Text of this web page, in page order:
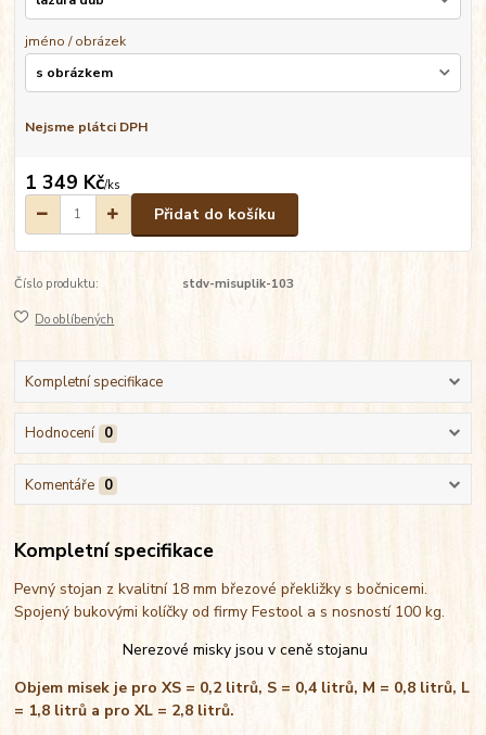
jméno / obrázek
Nejsme plátci DPH
1 349 Kč/ks
Přidat do košíku
Číslo produktu: stdv-misuplik-103
Do oblíbených
Kompletní specifikace
Hodnocení 0
Komentáře 0
Kompletní specifikace
Pevný stojan z kvalitní 18 mm březové překližky s bočnicemi.
Spojený bukovými kolíčky od firmy Festool a s nosností 100 kg.
Nerezové misky jsou v ceně stojanu
Objem misek je pro XS = 0,2 litrů, S = 0,4 litrů, M = 0,8 litrů, L
= 1,8 litrů a pro XL = 2,8 litrů.